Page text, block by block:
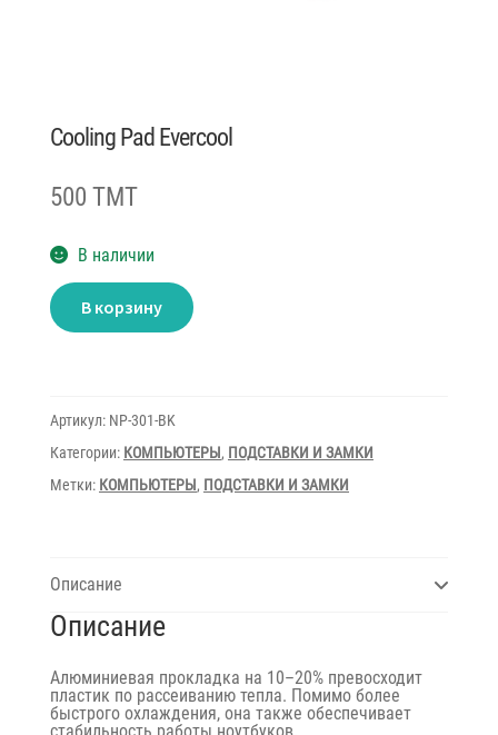
Cooling Pad Evercool
500 TMT
В наличии
Количество
товара
Cooling
В корзину
Артикул: NP-301-BK
Категории: КОМПЬЮТЕРЫ, ПОДСТАВКИ И ЗАМКИ
Метки: КОМПЬЮТЕРЫ, ПОДСТАВКИ И ЗАМКИ
Описание
Описание
Алюминиевая прокладка на 10–20% превосходит
пластик по рассеиванию тепла. Помимо более
быстрого охлаждения, она также обеспечивает